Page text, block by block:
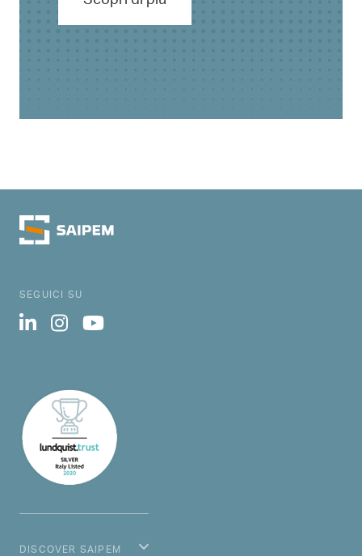
SEGUICI SU
DISCOVER SAIPEM